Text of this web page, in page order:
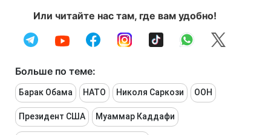
Или читайте нас там, где вам удобно!
Больше по теме:
Барак Обама НАТО Николя Саркози ООН
Президент США Муаммар Каддафи